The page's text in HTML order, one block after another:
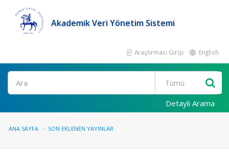
Akademik Veri Yönetim Sistemi
Araştırmacı Girişi English
Ara
Detaylı Arama
ANA SAYFA SON EKLENEN YAYINLAR